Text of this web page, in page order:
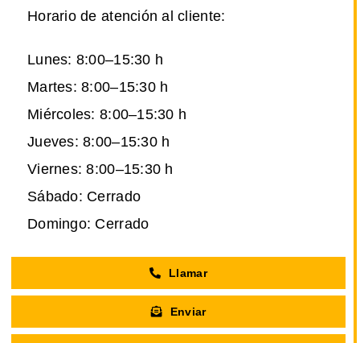
Horario de atención al cliente:
Lunes: 8:00–15:30 h
Martes: 8:00–15:30 h
Miércoles: 8:00–15:30 h
Jueves: 8:00–15:30 h
Viernes: 8:00–15:30 h
Sábado: Cerrado
Domingo: Cerrado
Llamar
Enviar